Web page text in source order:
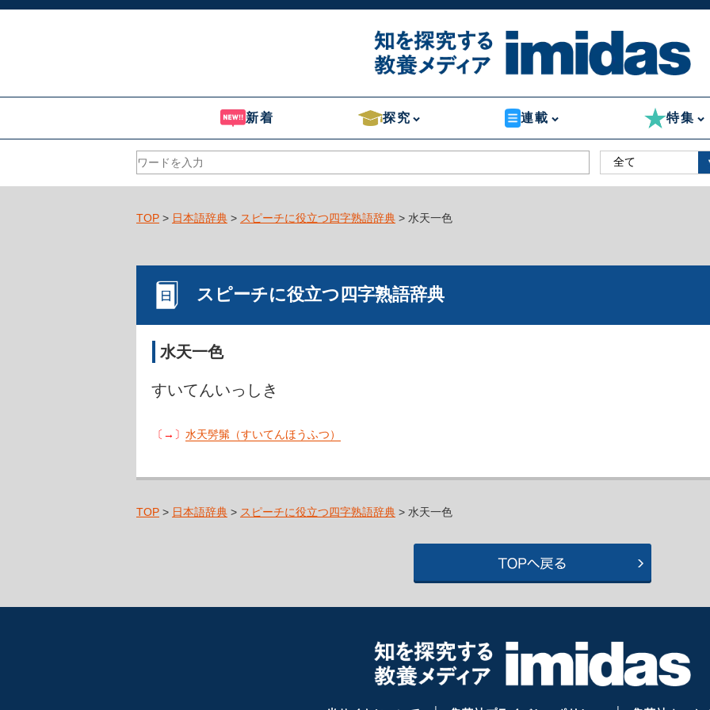
新着 探究 連載 特集
TOP > 日本語辞典 > スピーチに役立つ四字熟語辞典 > 水天一色
スピーチに役立つ四字熟語辞典
水天一色
すいてんいっしき
〔→〕 水天髣髴（すいてんほうふつ）
TOP > 日本語辞典 > スピーチに役立つ四字熟語辞典 > 水天一色